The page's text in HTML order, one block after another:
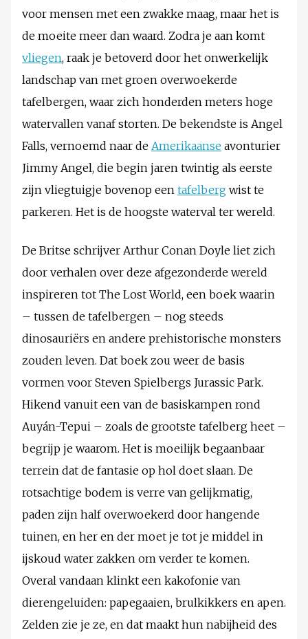
voor mensen met een zwakke maag, maar het is
de moeite meer dan waard. Zodra je aan komt
vliegen, raak je betoverd door het onwerkelijk
landschap van met groen overwoekerde
tafelbergen, waar zich honderden meters hoge
watervallen vanaf storten. De bekendste is Angel
Falls, vernoemd naar de Amerikaanse avonturier
Jimmy Angel, die begin jaren twintig als eerste
zijn vliegtuigje bovenop een tafelberg wist te
parkeren. Het is de hoogste waterval ter wereld.
De Britse schrijver Arthur Conan Doyle liet zich
door verhalen over deze afgezonderde wereld
inspireren tot The Lost World, een boek waarin
– tussen de tafelbergen – nog steeds
dinosauriërs en andere prehistorische monsters
zouden leven. Dat boek zou weer de basis
vormen voor Steven Spielbergs Jurassic Park.
Hikend vanuit een van de basiskampen rond
Auyán-Tepui – zoals de grootste tafelberg heet –
begrijp je waarom. Het is moeilijk begaanbaar
terrein dat de fantasie op hol doet slaan. De
rotsachtige bodem is verre van gelijkmatig,
paden zijn half overwoekerd door hangende
tuinen, en her en der moet je tot je middel in
ijskoud water zakken om verder te komen.
Overal vandaan klinkt een kakofonie van
dierengeluiden: papegaaien, brulkikkers en apen.
Zelden zie je ze, en dat maakt hun nabijheid des